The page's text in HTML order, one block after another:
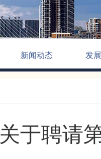
新闻动态 发
关于聘请